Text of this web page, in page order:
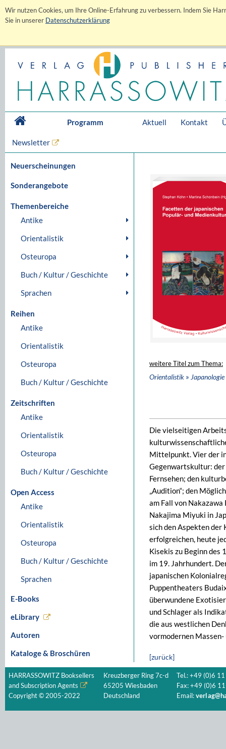
Wir nutzen Cookies, um Ihre Online-Erfahrung zu verbessern. Indem Sie
Sie in unserer Datenschutzerklärung
Programm Aktuell Kontakt
Newsletter
Neuerscheinungen
Sonderangebote
Themenbereiche
Antike
Orientalistik
Osteuropa
Buch / Kultur / Geschichte
Sprachen
Reihen
Antike
Orientalistik
Osteuropa
Buch / Kultur / Geschichte
Zeitschriften
Antike
Orientalistik
Osteuropa
Buch / Kultur / Geschichte
Open Access
Antike
Orientalistik
Osteuropa
Buch / Kultur / Geschichte
Sprachen
E-Books
eLibrary
Autoren
Kataloge & Broschüren
weitere Titel zum Thema:
Orientalistik » Japanologie
Die vielseitigen
Mittelpunkt. Vier der
Gegenwartskultur: der
Fernsehen; den
„Audition“; den
am Fall von
Nakajima Miyuki in
sich den Aspekten der
erfolgreichen, heute
Kisekis zu Beginn
im 19. Jahrhundert.
japanischen
Puppentheaters
überwundene
und Schlager als
die aus westlichen
vormodernen
[zurück]
HARRASSOWITZ Booksellers
and Subscription Agents
Copyright © 2005-2022
Kreuzberger Ring 7c-d
65205 Wiesbaden
Deutschland
Tel.: +49 (0)6
Fax: +49 (0)6
Email: